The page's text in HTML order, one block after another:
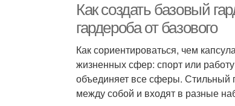
Как создать базовый
гардероба от базового
Как сориентироваться, чем
жизненных сфер: спорт или
объединяет все сферы. Стильный
между собой и входят в разные